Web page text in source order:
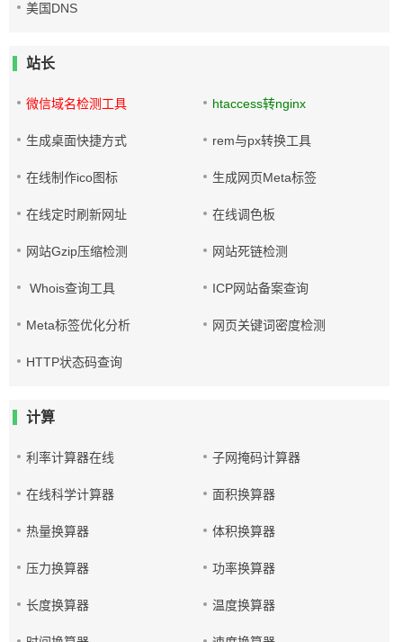
美国DNS
站长
微信域名检测工具 htaccess转nginx
生成桌面快捷方式 rem与px转换工具
在线制作ico图标 生成网页Meta标签
在线定时刷新网址 在线调色板
网站Gzip压缩检测 网站死链检测
Whois查询工具 ICP网站备案查询
Meta标签优化分析 网页关键词密度检测
HTTP状态码查询
计算
利率计算器在线 子网掩码计算器
在线科学计算器 面积换算器
热量换算器 体积换算器
压力换算器 功率换算器
长度换算器 温度换算器